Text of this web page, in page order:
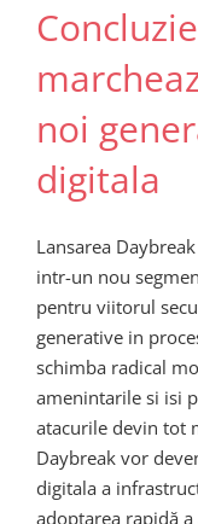
noi
digitala
Lansarea
intr-un nou
pentru viitorul
generative in
schimba radical
amenintarile si isi
atacurile devin tot
Daybreak vor
digitala a
adoptarea rapidă